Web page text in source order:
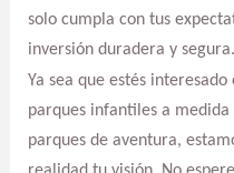
solo cumpla con tus
inversión duradera y segura.
Ya sea que estés
parques infantiles a
parques de aventura,